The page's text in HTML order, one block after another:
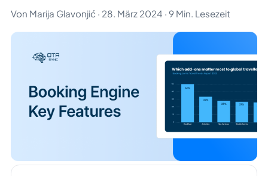
Von Marija Glavonjić · 28. März 2024 · 9 Min. Lesezeit